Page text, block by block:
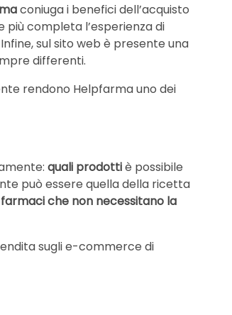
coniuga i benefici dell’acquisto
più completa l’esperienza di
Infine, sul sito web è presente una
differenti.
rendono Helpfarma uno dei
quali prodottiè possibile
può essere quella della ricetta
farmaci che non necessitano la
sugli e-commerce di